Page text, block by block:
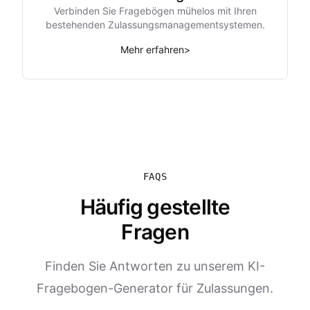
Verbinden Sie Fragebögen mühelos mit Ihren
bestehenden Zulassungsmanagementsystemen.
Mehr erfahren>
FAQS
Häufig gestellte
Fragen
Finden Sie Antworten zu unserem KI-
Fragebogen-Generator für Zulassungen.